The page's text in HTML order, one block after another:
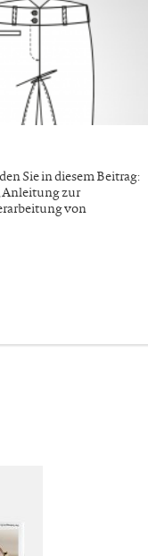
Sie in diesem Beitrag:
zur
von